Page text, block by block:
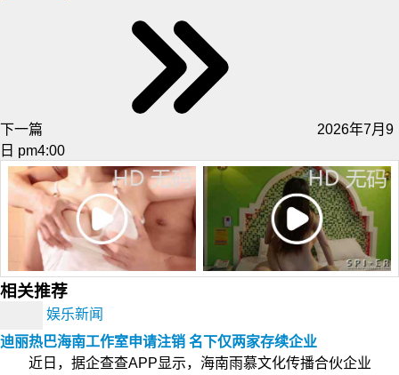
下一篇
2026年7月9
日 pm4:00
相关推荐
娱乐新闻
迪丽热巴海南工作室申请注销 名下仅两家存续企业
近日，据企查查APP显示，海南雨慕文化传播合伙企业